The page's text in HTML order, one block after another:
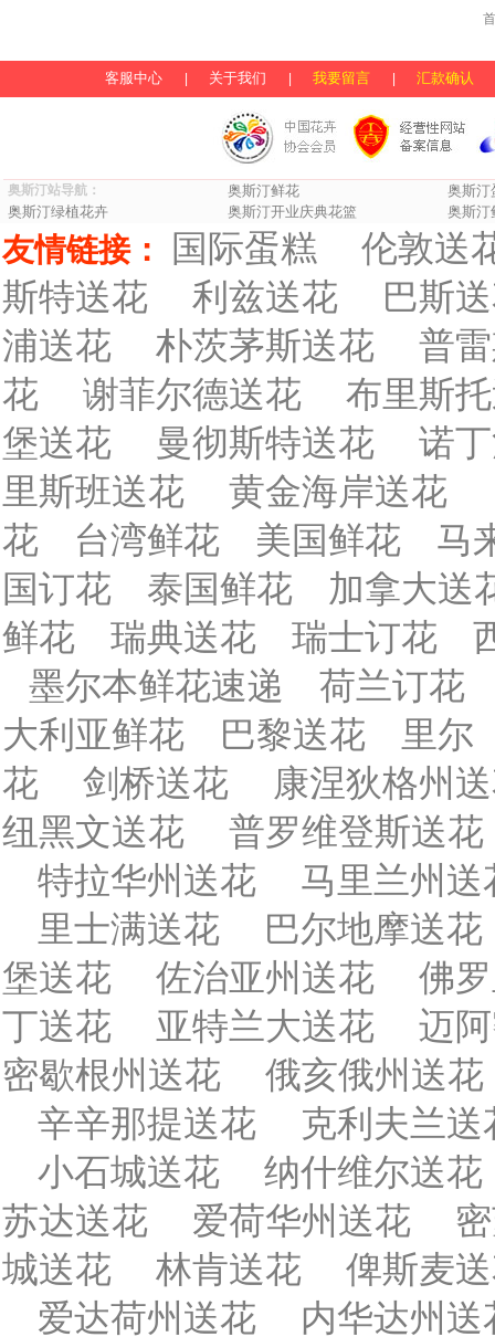
客服中心 关于我们 我要留言 汇款确认
奥斯汀站导航： 奥斯汀鲜花
奥斯汀
奥斯汀绿植花卉
奥斯汀开业庆典花篮 奥斯汀
友情链接： 国际蛋糕
伦敦送
斯特送花
利兹送花
巴斯
浦送花
朴茨茅斯送花
普
花
谢菲尔德送花
布里斯
堡送花
曼彻斯特送花
诺
里斯班送花
黄金海岸送花
花
台湾鲜花 美国鲜花
马
国订花
泰国鲜花
加拿大送
鲜花
瑞典送花 瑞士订花
墨尔本鲜花速递
荷兰订花
大利亚鲜花
巴黎送花
里尔
花
剑桥送花
康涅狄格州
纽黑文送花
普罗维登斯送花
特拉华州送花
马里兰州送
里士满送花
巴尔地摩送花
堡送花
佐治亚州送花
佛
丁送花
亚特兰大送花
迈
密歇根州送花
俄亥俄州送花
辛辛那提送花
克利夫兰送
小石城送花
纳什维尔送花
苏达送花
爱荷华州送花
城送花
林肯送花
俾斯麦
爱达荷州送花
内华达州送